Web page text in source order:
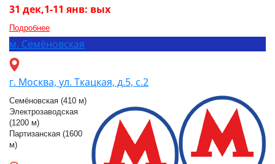
31 дек,1-11 янв: вых
Подробнее
м. Семёновская
г. Москва, ул. Ткацкая, д.5, с.2
Семёновская (410 м)
Электрозаводская
(1200 м)
Партизанская (1600
м)